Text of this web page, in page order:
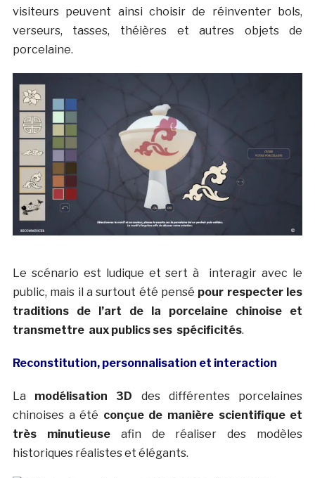
visiteurs peuvent ainsi choisir de réinventer bols,
verseurs, tasses, théières et autres objets de
porcelaine.
Le scénario est ludique et sert à interagir avec le
public, mais il a surtout été pensé pour respecter les
traditions de l’art de la porcelaine chinoise et
transmettre aux publics ses spécificités.
Reconstitution, personnalisation et interaction
La modélisation 3D des différentes porcelaines
chinoises a été conçue de manière scientifique et
très minutieuseafin de réaliser des modèles
historiques réalistes et élégants.